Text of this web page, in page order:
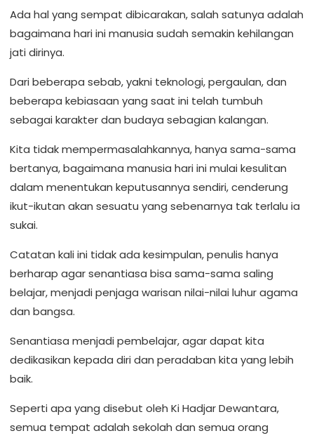
‎Ada hal yang sempat dibicarakan, salah satunya adalah
bagaimana hari ini manusia sudah semakin kehilangan
jati dirinya.
‎Dari beberapa sebab, yakni teknologi, pergaulan, dan
beberapa kebiasaan yang saat ini telah tumbuh
sebagai karakter dan budaya sebagian kalangan.
‎Kita tidak mempermasalahkannya, hanya sama-sama
bertanya, bagaimana manusia hari ini mulai kesulitan
dalam menentukan keputusannya sendiri, cenderung
ikut-ikutan akan sesuatu yang sebenarnya tak terlalu ia
sukai.
‎Catatan kali ini tidak ada kesimpulan, penulis hanya
berharap agar senantiasa bisa sama-sama saling
belajar, menjadi penjaga warisan nilai-nilai luhur agama
dan bangsa.
‎Senantiasa menjadi pembelajar, agar dapat kita
dedikasikan kepada diri dan peradaban kita yang lebih
baik.
‎Seperti apa yang disebut oleh Ki Hadjar Dewantara,
semua tempat adalah sekolah dan semua orang